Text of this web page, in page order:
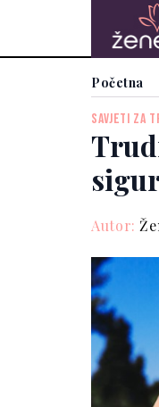
Početna
SAVJETI ZA
Autor: